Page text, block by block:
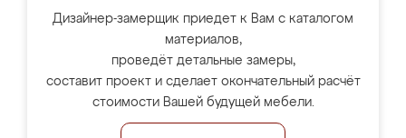
Дизайнер-замерщик приедет к Вам с каталогом
материалов,
проведёт детальные замеры,
составит проект и сделает окончательный расчёт
стоимости Вашей будущей мебели.